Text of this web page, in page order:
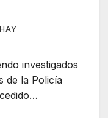
investigados
de la Policía